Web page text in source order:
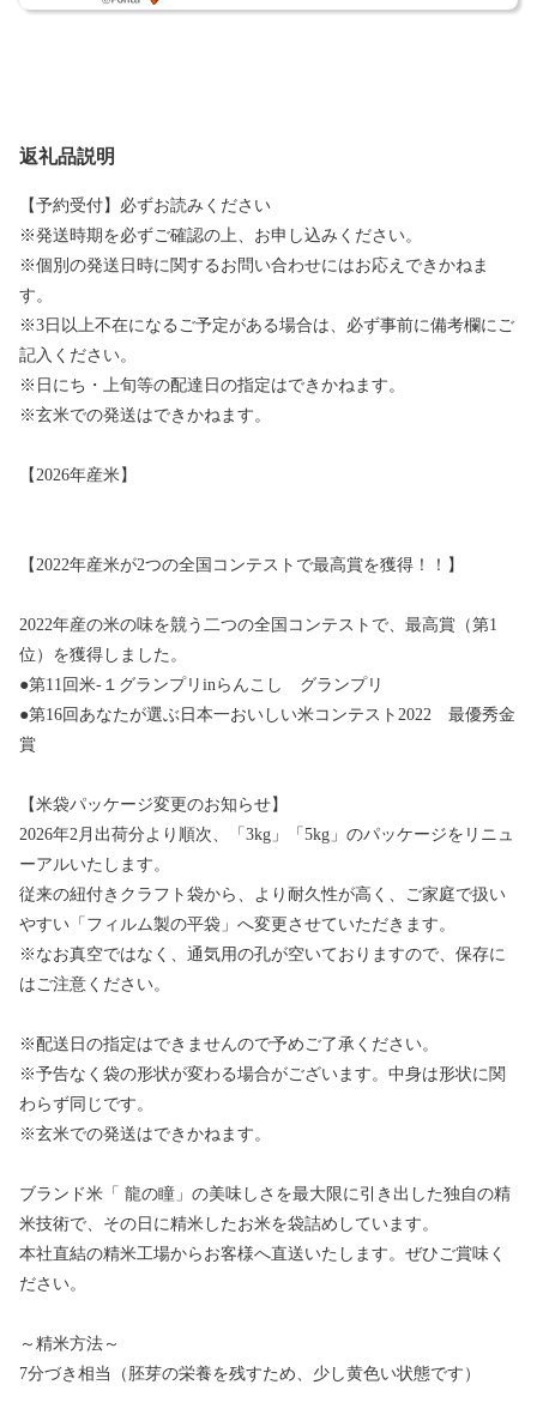
返礼品説明
【予約受付】必ずお読みください
※発送時期を必ずご確認の上、お申し込みください。
※個別の発送日時に関するお問い合わせにはお応えできかねま
す。
※3日以上不在になるご予定がある場合は、必ず事前に備考欄にご
記入ください。
※日にち・上旬等の配達日の指定はできかねます。
※玄米での発送はできかねます。
【2026年産米】
【2022年産米が2つの全国コンテストで最高賞を獲得！！】
2022年産の米の味を競う二つの全国コンテストで、最高賞（第1
位）を獲得しました。
●第11回米-１グランプリinらんこし グランプリ
●第16回あなたが選ぶ日本一おいしい米コンテスト2022 最優秀金
賞
【米袋パッケージ変更のお知らせ】
2026年2月出荷分より順次、「3kg」「5kg」のパッケージをリニュ
ーアルいたします。
従来の紐付きクラフト袋から、より耐久性が高く、ご家庭で扱い
やすい「フィルム製の平袋」へ変更させていただきます。
※なお真空ではなく、通気用の孔が空いておりますので、保存に
はご注意ください。
※配送日の指定はできませんので予めご了承ください。
※予告なく袋の形状が変わる場合がございます。中身は形状に関
わらず同じです。
※玄米での発送はできかねます。
ブランド米「 龍の瞳」の美味しさを最大限に引き出した独自の精
米技術で、その日に精米したお米を袋詰めしています。
本社直結の精米工場からお客様へ直送いたします。ぜひご賞味く
ださい。
～精米方法～
7分づき相当（胚芽の栄養を残すため、少し黄色い状態です）